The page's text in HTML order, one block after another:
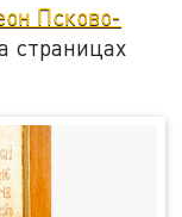
Псково-
страницах